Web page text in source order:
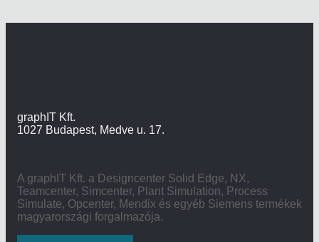
graphIT Kft.
1027 Budapest, Medve u. 17.
A graphIT Kft. a Designcenter Solid Edge, NX,
Teamcenter, Simcenter, Plant Simulation, Process
Simulate, Opcenter, Mendix és egyéb Siemens termékek
magyarországi forgalmazója.